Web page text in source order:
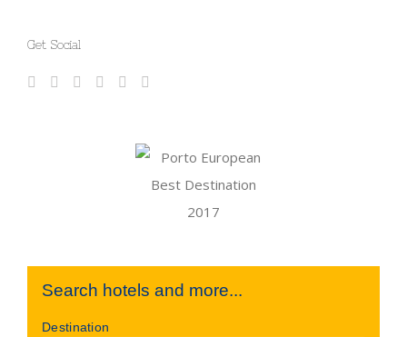
Get Social
Search hotels and more...
Destination